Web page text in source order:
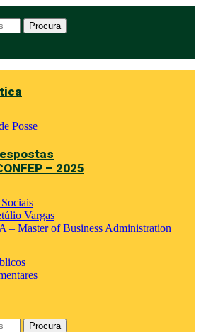
Procura
Posse
– 2025
Vargas
– Master of Business Administration
Procura